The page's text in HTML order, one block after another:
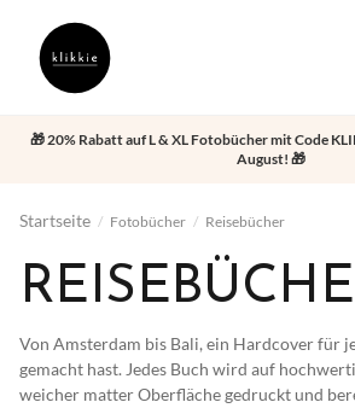
🎁 20% Rabatt auf L & XL Fotobücher mit Code
August! 🎁
Startseite / Fotobücher / Reisebücher
Von Amsterdam bis Bali, ein Hardcover für
gemacht hast. Jedes Buch wird auf
weicher matter Oberfläche gedruckt und